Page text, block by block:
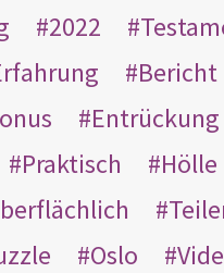
2022
Bericht
Entrückung
Praktisch
Hölle
Oslo